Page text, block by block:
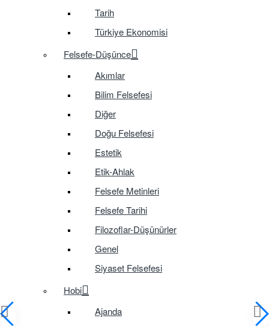
Tarih
Türkiye Ekonomisi
Felsefe-Düşünce
Akımlar
Bilim Felsefesi
Diğer
Doğu Felsefesi
Estetik
Etik-Ahlak
Felsefe Metinleri
Felsefe Tarihi
Filozoflar-Düşünürler
Genel
Siyaset Felsefesi
Hobi
Ajanda